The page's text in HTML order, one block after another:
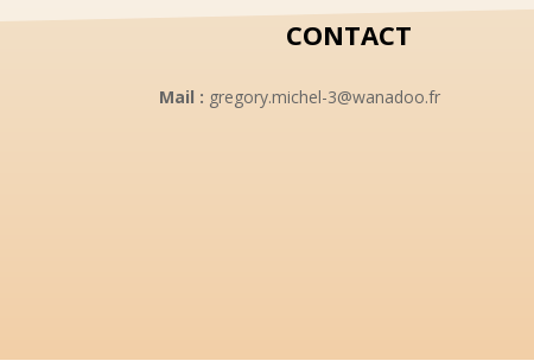
CONTACT
Mail : gregory.michel-3@wanadoo.fr